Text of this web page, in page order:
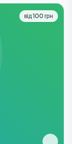
від 100 грн